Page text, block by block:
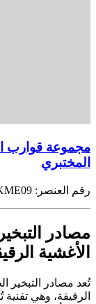
مجموعة قوارب
المختبري
رقم العنصر:
مصادر
الأغشية
تُعد مصادر التبخير
الرقيقة، وهي